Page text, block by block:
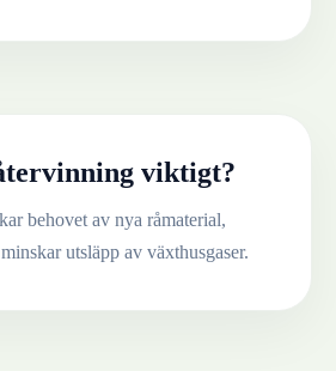
viktigt?
behovet av nya råmaterial,
utsläpp av växthusgaser.